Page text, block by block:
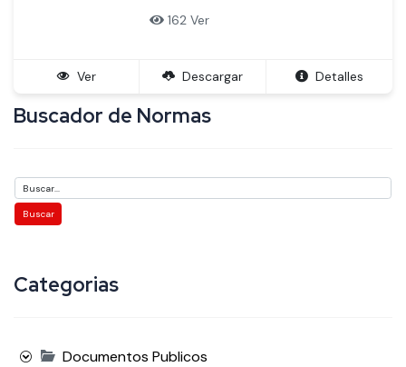
MENORES MOTORIZADOS NO
REGULADOS EN CLASIFICACION Y
PUEBLO
162 Ver
Ver Descargar Detalles
Buscador de Normas
Categorias
Documentos Publicos